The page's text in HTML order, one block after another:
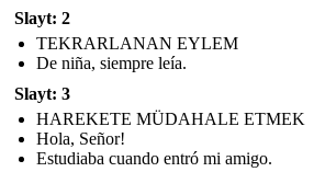
Slayt: 2
TEKRARLANAN EYLEM
De niña, siempre leía.
Slayt: 3
HAREKETE MÜDAHALE ETMEK
Hola, Señor!
Estudiaba cuando entró mi amigo.